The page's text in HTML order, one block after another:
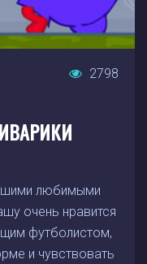
2798
любимыми
очень нравится
футболистом,
и чувствовать